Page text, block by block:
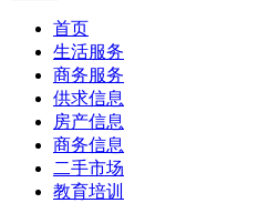
首页
生活服务
商务服务
供求信息
房产信息
商务信息
二手市场
教育培训